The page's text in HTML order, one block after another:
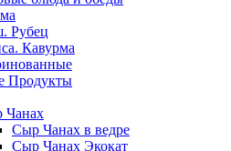
Рубец
Кавурма
Продукты
Чанах
Сыр Чанах в ведре
Сыр Чанах Экокат